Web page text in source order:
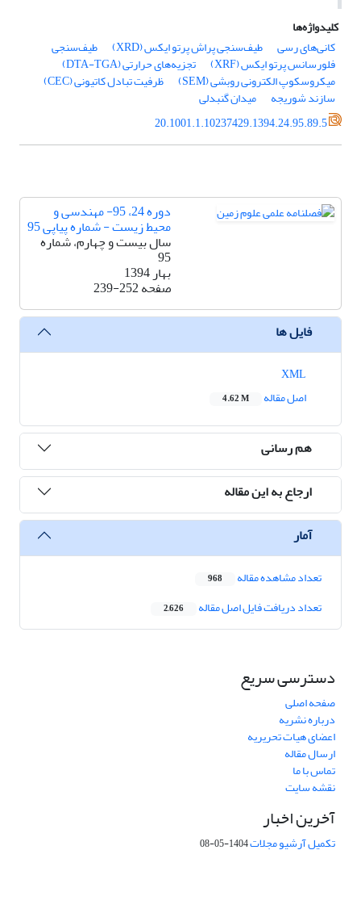
کلیدواژه‌ها
کانی‌های رسی
طیف‌سنجی پراش پرتو ایکس (XRD) طیف‌سنجی
فلورسانس پرتو ایکس (XRF) تجزیه‌های حرارتی (DTA-TGA)
میکروسکوپ الکترونی روبشی (SEM)‌ ظرفیت تبادل کاتیونی (CEC)‌
سازند شوریجه
میدان گنبدلی
20.1001.1.10237429.1394.24.95.89.5
دوره 24، 95- مهندسی و
محیط زیست - شماره پیاپی 95
سال بیست و چهارم، شماره
95
بهار 1394
صفحه239-252
فایل ها
اصل مقاله
4.62 M
هم رسانی
ارجاع به این مقاله
آمار
تعداد مشاهده مقاله 968
تعداد دریافت فایل اصل مقاله 2,626
دسترسی سریع
صفحه اصلی
درباره نشریه
اعضای هیات تحریریه
ارسال مقاله
تماس با ما
نقشه سایت
آخرین اخبار
تکمیل آرشیو مجلات1404-05-08